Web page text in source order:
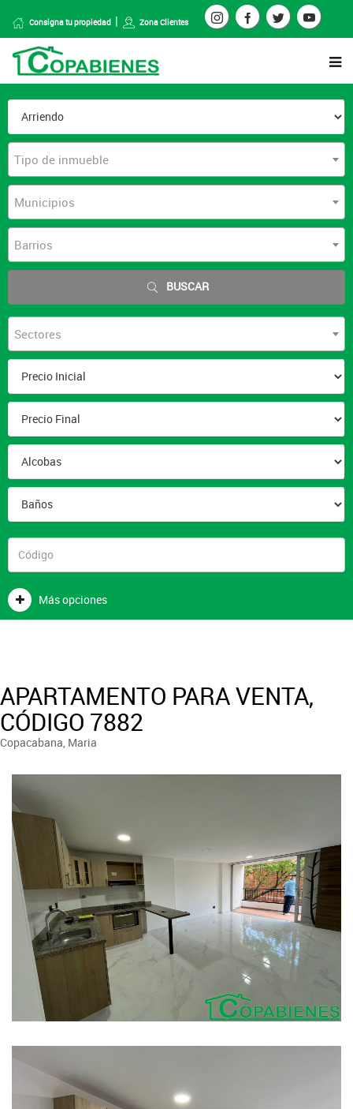
Consigna tu propiedad Zona Clientes
Tipo de inmueble
Municipios
Barrios
BUSCAR
Sectores
Más opciones
APARTAMENTO PARA VENTA,
CÓDIGO 7882
Copacabana, Maria